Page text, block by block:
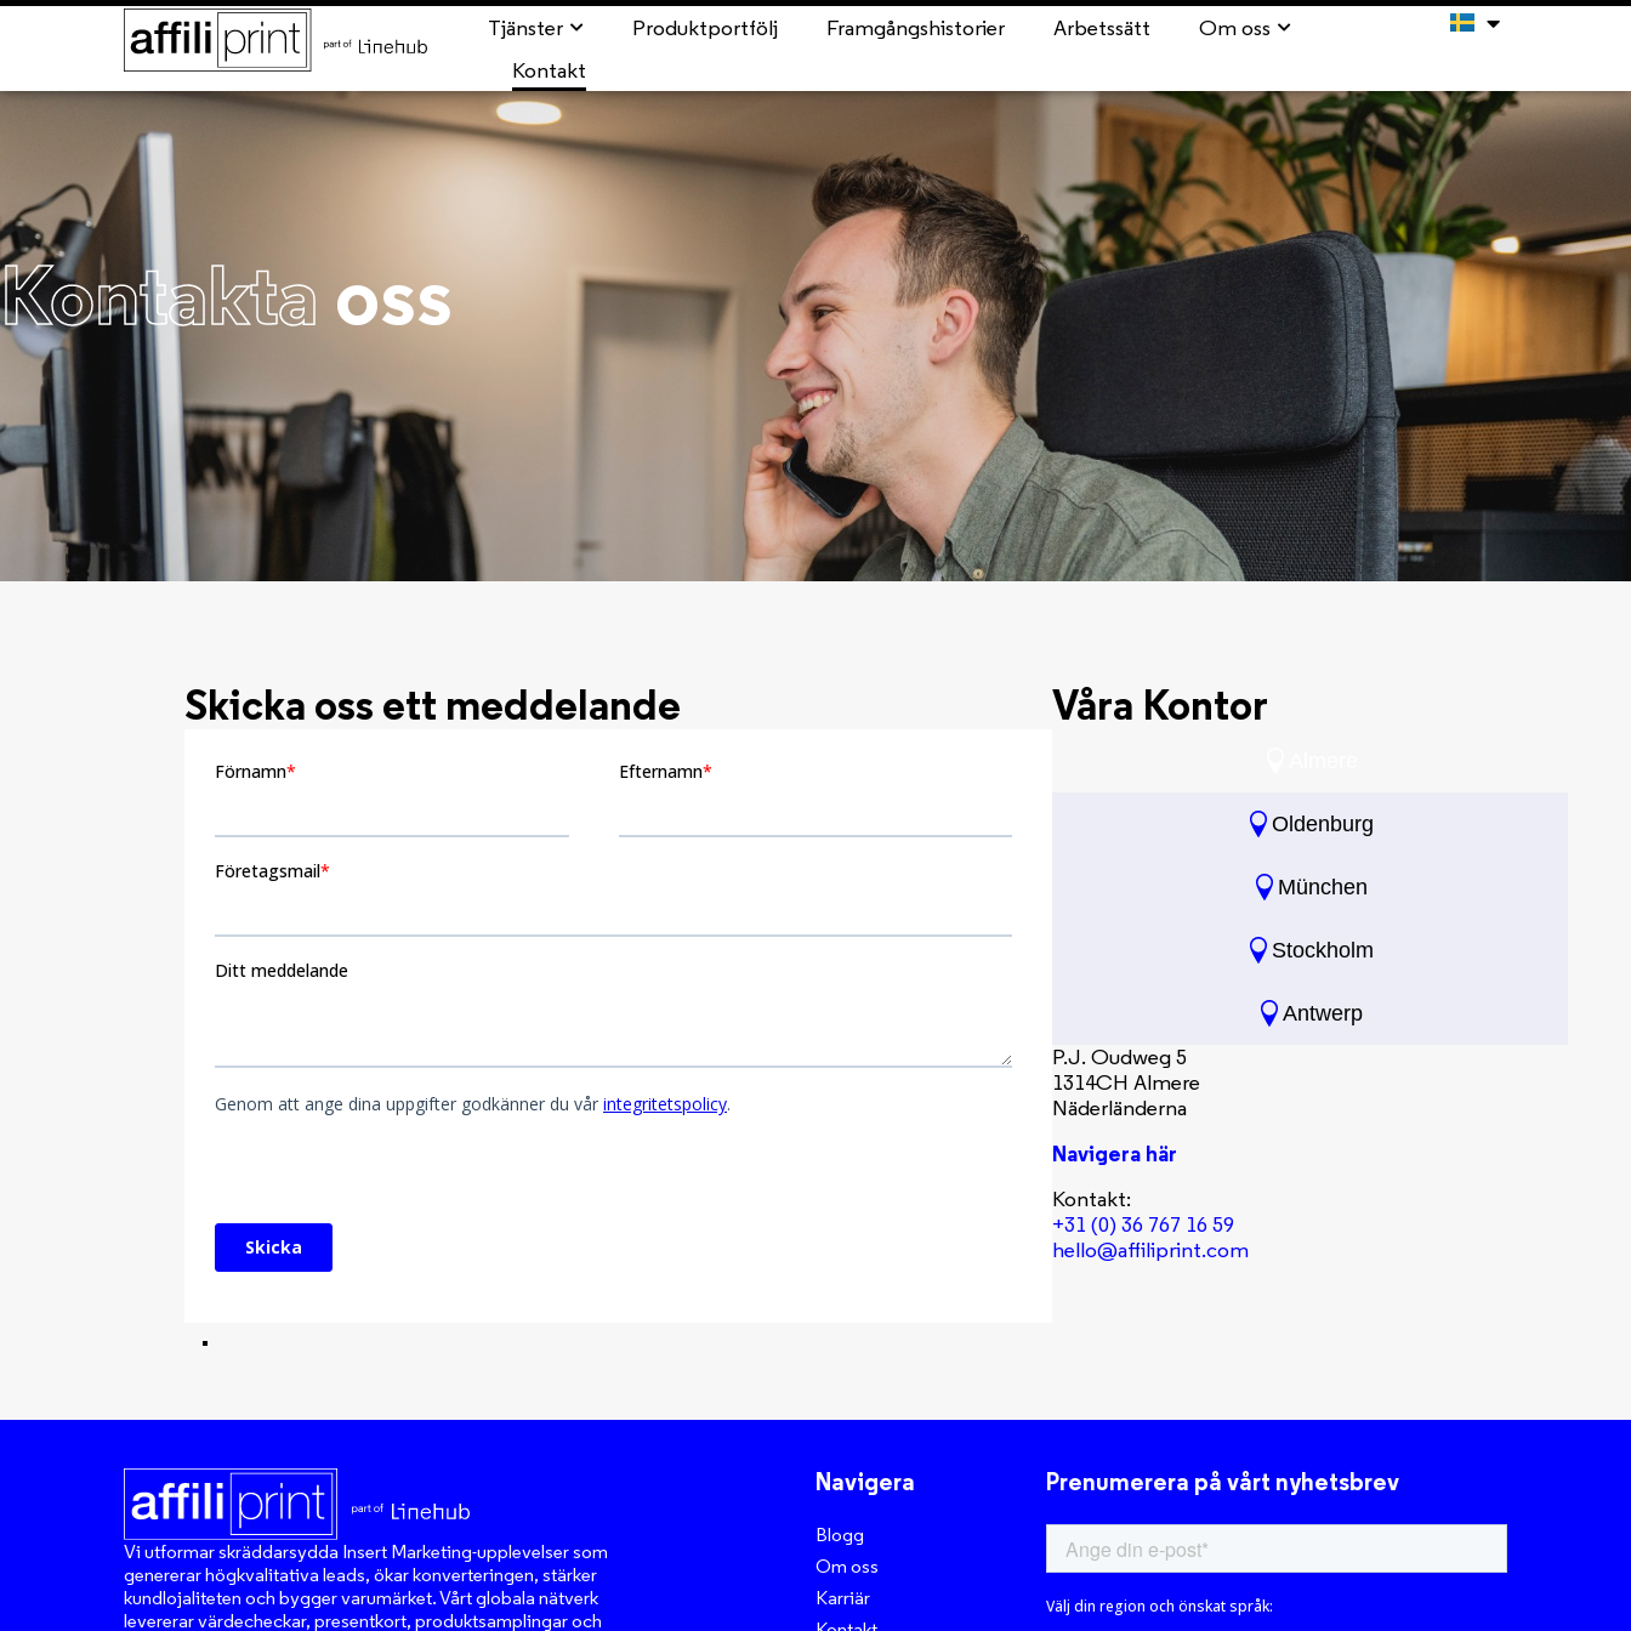
Tjänster Produktportfölj Framgångshistorier Arbetssätt
Om oss
Kontakt
Kontakta oss
Skicka oss ett meddelande Våra Kontor
Oldenburg
München
Stockholm
Antwerp
P.J. Oudweg 5
1314CH Almere
Näderländerna
Navigera här
Kontakt:
+31 (0) 36 767 16 59
hello@affiliprint.com
Vi utformar skräddarsydda Insert Marketing-upplevelser som
genererar högkvalitativa leads, ökar konverteringen, stärker
kundlojaliteten och bygger varumärket. Vårt globala nätverk
levererar värdecheckar, presentkort, produktsamplingar och
Navigera
Blogg
Om oss
Karriär
Prenumerera på vårt nyhetsbrev